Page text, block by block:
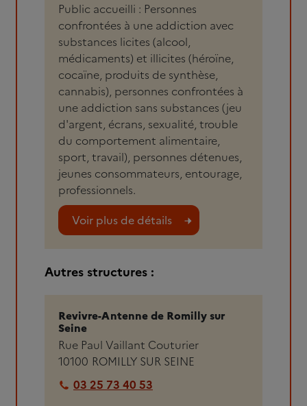
Public accueilli : Personnes
confrontées à une addiction avec
substances licites (alcool,
médicaments) et illicites (héroïne,
cocaïne, produits de synthèse,
cannabis), personnes confrontées à
une addiction sans substances (jeu
d'argent, écrans, sexualité, trouble
du comportement alimentaire,
sport, travail), personnes détenues,
jeunes consommateurs, entourage,
professionnels.
Voir plus de détails
Autres structures :
Revivre-Antenne de Romilly sur
Seine
Rue Paul Vaillant Couturier
10100 ROMILLY SUR SEINE
03 25 73 40 53